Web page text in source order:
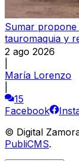
Sumar propone
tauromaquia y
2 ago 2026
María Lorenzo
15
Facebook
© Digital
PubliCMS.